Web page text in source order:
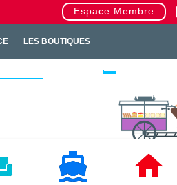
Espace Membre
LES BOUTIQUES
NAUTISME IMMOBILIERS